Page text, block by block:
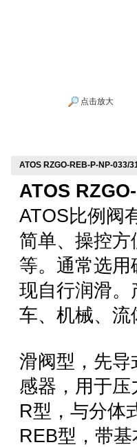
点击放大
ATOS RZGO-REB-P-NP-033/
ATOS
ATOS比例阀
简单、操控
等。通常选
现自行润滑
车、机械、
滑阀型，先
感器，用于
R型，与分体
REB型，带